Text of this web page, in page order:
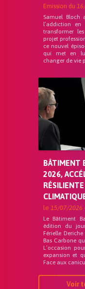
Emission du
Samuel Bloch
l’addiction en
transformer
projet
ce nouvel
qui met en
changer de vie
BÂTIMENT
2026,
le 15/07/2026
Le Bâtiment
édition du
Férielle
Bas Carbone
L’occasion
expansion et
Face aux
Voir